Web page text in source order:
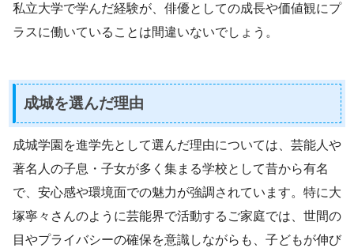
私立大学で学んだ経験が、俳優としての成長や価値観にプ
ラスに働いていることは間違いないでしょう。
成城を選んだ理由
成城学園を進学先として選んだ理由については、芸能人や
著名人の子息・子女が多く集まる学校として昔から有名
で、安心感や環境面での魅力が強調されています。特に大
塚寧々さんのように芸能界で活動するご家庭では、世間の
目やプライバシーの確保を意識しながらも、子どもが伸び